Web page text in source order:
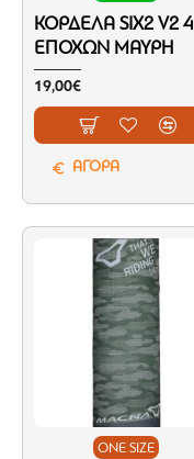
ΚΟΡΔΈΛΑ SIX2 V2 4
ΕΠΟΧΏΝ ΜΑΎΡΗ
19,00€
ΑΓΟΡΑ
ONE SIZE